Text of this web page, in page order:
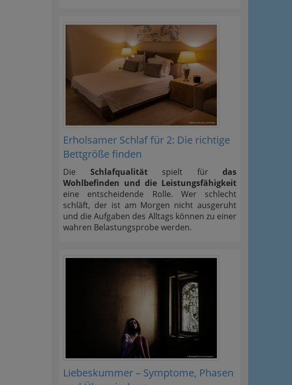
Erholsamer Schlaf für 2: Die richtige
Bettgröße finden
Die Schlafqualitätspielt für das
Wohlbefinden und die Leistungsfähigkeit
eine entscheidende Rolle. Wer schlecht
schläft, der ist am Morgen nicht ausgeruht
und die Aufgaben des Alltags können zu einer
wahren Belastungsprobe werden.
Liebeskummer – Symptome, Phasen